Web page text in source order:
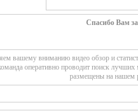
Спасибо Вам
вашему вниманию видео обзор и
оперативно проводит поиск лучших
размещены на нашем